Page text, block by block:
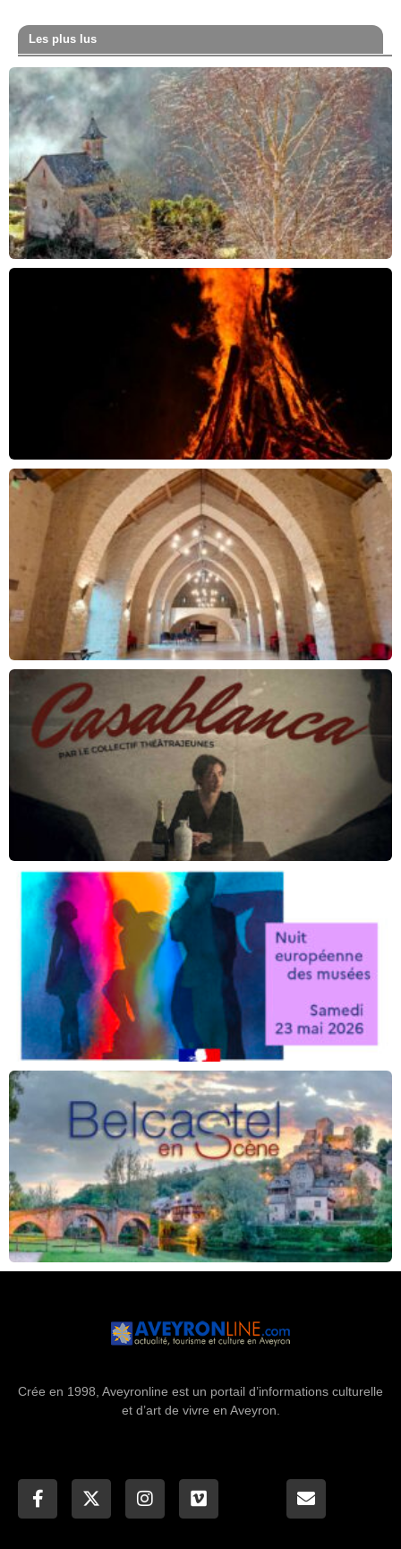
Les plus lus
Crée en 1998, Aveyronline est un portail d’informations culturelle
et d’art de vivre en Aveyron.